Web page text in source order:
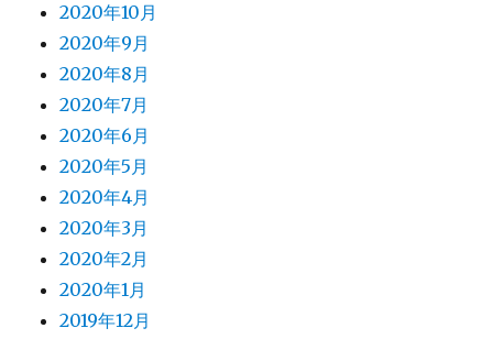
2020年10月
2020年9月
2020年8月
2020年7月
2020年6月
2020年5月
2020年4月
2020年3月
2020年2月
2020年1月
2019年12月